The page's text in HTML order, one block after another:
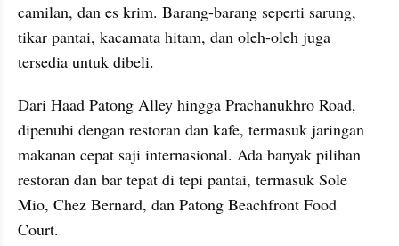
camilan, dan es krim. Barang-barang seperti sarung,
tikar pantai, kacamata hitam, dan oleh-oleh juga
tersedia untuk dibeli.
Dari Haad Patong Alley hingga Prachanukhro Road,
dipenuhi dengan restoran dan kafe, termasuk jaringan
makanan cepat saji internasional. Ada banyak pilihan
restoran dan bar tepat di tepi pantai, termasuk Sole
Mio, Chez Bernard, dan Patong Beachfront Food
Court.